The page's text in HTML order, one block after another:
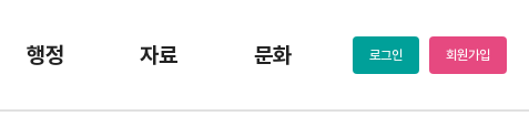
행정 자료 문화 로그인 회원가입